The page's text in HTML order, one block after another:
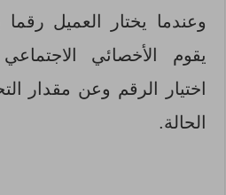
وعندما يختار العميل
يقوم الأخصائي
اختيار الرقم وعن مقدار
الحالة.